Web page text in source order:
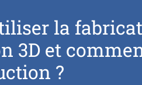
la
3D et
?